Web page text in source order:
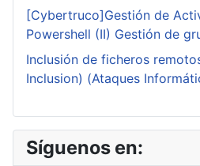
[Cybertruco]Gestión de
Powershell (II) Gestión de
Inclusión de ficheros
Inclusion) (Ataques
Síguenos en: